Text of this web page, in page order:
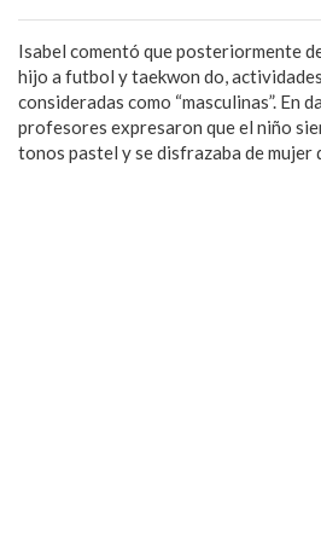
Isabel comentó que posteriormente
hijo a futbol y taekwon do,
consideradas como “masculinas”. En
profesores expresaron que el niño
tonos pastel y se disfrazaba de mujer